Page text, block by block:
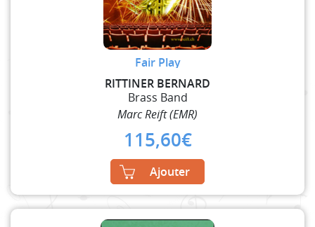
Fair Play
RITTINER BERNARD
Brass Band
Marc Reift (EMR)
115,60€
Ajouter